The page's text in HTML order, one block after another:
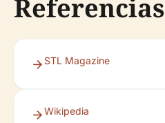
Referencias
STL Magazine
Wikipedia